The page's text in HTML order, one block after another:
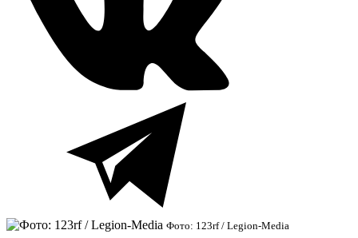
Фото: 123rf / Legion-Media